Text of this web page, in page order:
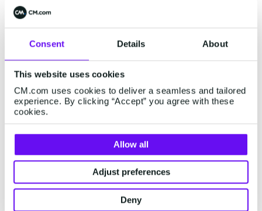
Consent Details About
This website uses cookies
CM.com uses cookies to deliver a seamless and tailored
experience. By clicking “Accept” you agree with these
cookies.
Allow all
Adjust preferences
Deny
Commerce
Betalingen
Bekijk transactiekosten en tarieven voor
betaalterminals voor online en in-store
betalingen.
Lees verder